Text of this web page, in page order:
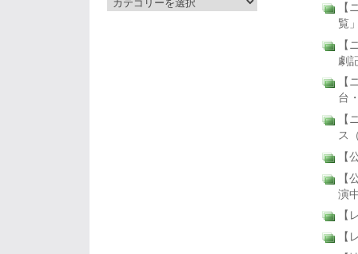
【
覧
【
劇
【
台
【
ス
【
【
演
【
【